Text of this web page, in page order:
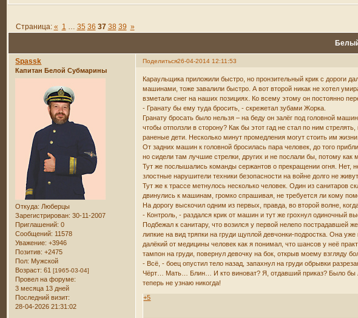
Страница: « 1 … 35 36 37 38 39 »
Поделиться26-04-2014 12:11:53
Spassk
Капитан Белой Субмарины
Откуда: Люберцы
Зарегистрирован: 30-11-2007
Приглашений: 0
Сообщений: 11578
Уважение: +3946
Позитив: +2475
Пол: Мужской
Возраст: 61[1965-03-04]
Провел на форуме:
3 месяца 13 дней
Последний визит:
28-04-2026 21:31:02
Караульщика приложили быстро, но пронзительный крик с дороги
машинами, тоже завалили быстро. А вот второй никак не хотел
взметали снег на наших позициях. Ко всему этому он постоянно
- Гранату бы ему туда бросить, - скрежетал зубами Жорка.
Гранату бросать было нельзя – на беду он залёг под головной
чтобы отползли в сторону? Как бы этот гад не стал по ним
раненые дети. Несколько минут промедления могут стоить им
От задних машин к головной бросилась пара человек, до того
но сидели там лучшие стрелки, других и не послали бы, потому
Тут же послышались команды сержантов о прекращении огня. Нет,
злостные нарушители техники безопасности на войне долго не
Тут же к трассе метнулось несколько человек. Один из санитаров
двинулись к машинам, громко спрашивая, не требуется ли кому
На дорогу выскочил одним из первых, правда, во второй волне,
- Контроль, - раздался крик от машин и тут же грохнул одиночный
Подбежал к санитару, что возился у первой нелепо пострадавшей
липкие на вид тряпки на груди щуплой девчонки-подростка. Она
далёкий от медицины человек как я понимал, что шансов у неё
тампон на груди, повернул девочку на бок, открыв моему взгляду
- Всё, - боец опустил тело назад, запахнул на груди обрывки
Чёрт… Мать… Блин… И кто виноват? Я, отдавший приказ? Было бы
теперь не узнаю никогда!
+5